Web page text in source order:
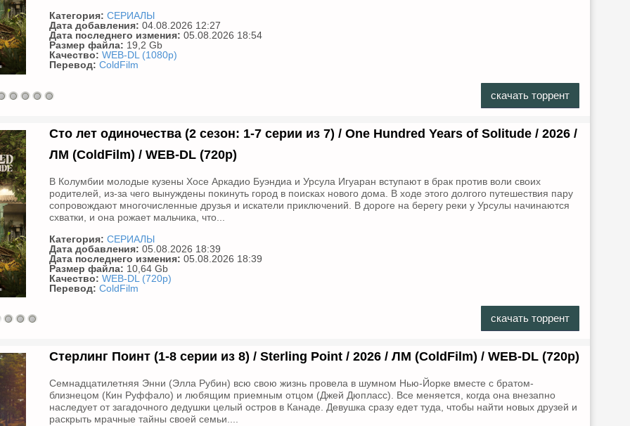
Категория: СЕРИАЛЫ
Дата добавления: 04.08.2026 12:27
Дата последнего измения: 05.08.2026 18:54
Размер файла: 19,2 Gb
Качество: WEB-DL (1080p)
Перевод: ColdFilm
скачать торрент
Сто лет одиночества (2 сезон: 1-7 серии из 7) / One Hundred Years of Solitude / 2026 /
ЛМ (ColdFilm) / WEB-DL (720р)
В Колумбии молодые кузены Хосе Аркадио Буэндиа и Урсула Игуаран вступают в брак против воли своих
родителей, из-за чего вынуждены покинуть город в поисках нового дома. В ходе этого долгого путешествия пару
сопровождают многочисленные друзья и искатели приключений. В дороге на берегу реки у Урсулы начинаются
схватки, и она рожает мальчика, что...
Категория: СЕРИАЛЫ
Дата добавления: 05.08.2026 18:39
Дата последнего измения: 05.08.2026 18:39
Размер файла: 10,64 Gb
Качество: WEB-DL (720p)
Перевод: ColdFilm
скачать торрент
Стерлинг Поинт (1-8 серии из 8) / Sterling Point / 2026 / ЛМ (ColdFilm) / WEB-DL (720р)
Семнадцатилетняя Энни (Элла Рубин) всю свою жизнь провела в шумном Нью-Йорке вместе с братом-
близнецом (Кин Руффало) и любящим приемным отцом (Джей Дюпласс). Все меняется, когда она внезапно
наследует от загадочного дедушки целый остров в Канаде. Девушка сразу едет туда, чтобы найти новых друзей и
раскрыть мрачные тайны своей семьи....